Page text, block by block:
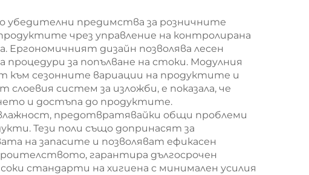
убедителни предимства за розничните
чрез управление на контролирана
Ергономичният дизайн позволява лесен
за попълване на стоки. Модулния
към сезонните вариации на продуктите и
систем за изложби, е показала, че
и достъпа до продуктите.
предотвратявайки общи проблеми
Тези поли също допринасят за
на запасите и позволяват ефикасен
гарантира дългосрочен
стандарти на хигиена с минимален усилия